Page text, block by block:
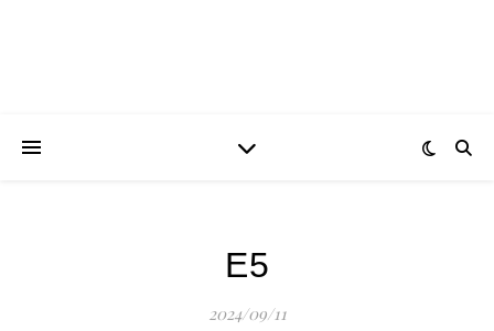
E5
2024/09/11